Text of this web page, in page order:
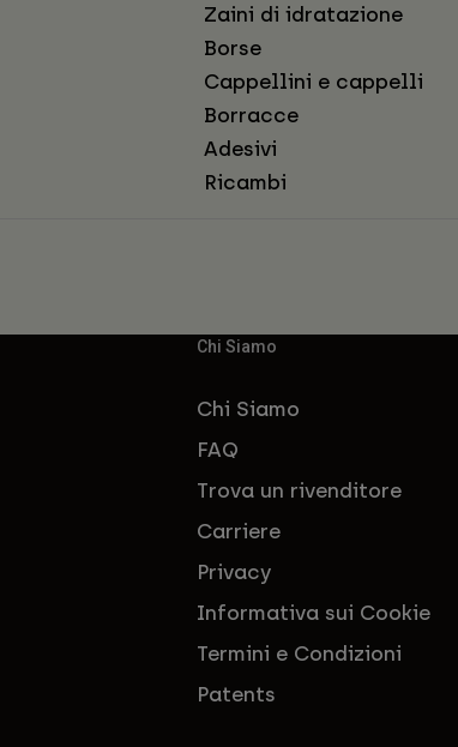
Zaini di idratazione
Borse
Cappellini e cappelli
Borracce
Adesivi
Ricambi
Chi Siamo
Chi Siamo
FAQ
Trova un rivenditore
Carriere
Privacy
Informativa sui Cookie
Termini e Condizioni
Patents